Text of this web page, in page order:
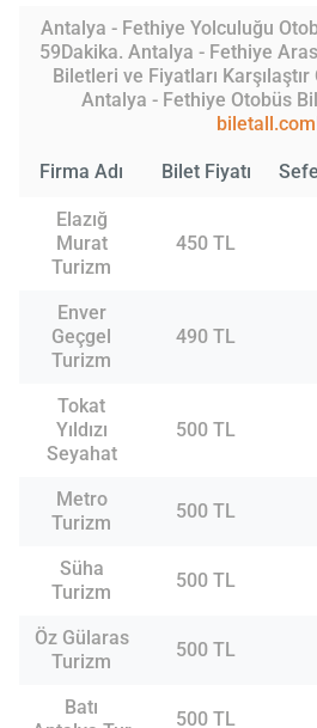
Antalya - Fethiye Yolculuğu
59Dakika. Antalya - Fethiye
Biletleri ve Fiyatları
Antalya - Fethiye Otobüs
biletall.com
Firma Adı Bilet Fiyatı
Elazığ
Murat
Turizm
450 TL
Enver
Geçgel
Turizm
490 TL
Tokat
Yıldızı
Seyahat
500 TL
Metro
Turizm
500 TL
Süha
Turizm
500 TL
Öz Gülaras
Turizm
500 TL
Batı
500 TL